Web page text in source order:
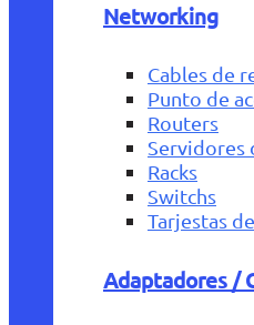
Networking
Cables de
Punto de
Routers
Servidores
Racks
Switchs
Tarjestas
Adaptadores /